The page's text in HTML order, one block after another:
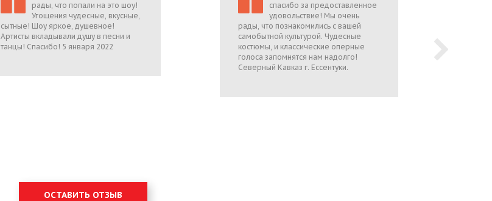
рады, что попали на это шоу!
Угощения чудесные, вкусные,
сытные! Шоу яркое, душевное!
Артисты вкладывали душу в песни и
танцы! Спасибо! 5 января 2022
спасибо за предоставленное
удовольствие! Мы очень
рады, что познакомились с вашей
самобытной культурой. Чудесные
костюмы, и классические оперные
голоса запомнятся нам надолго!
Северный Кавказ г. Ессентуки.
ОСТАВИТЬ ОТЗЫВ